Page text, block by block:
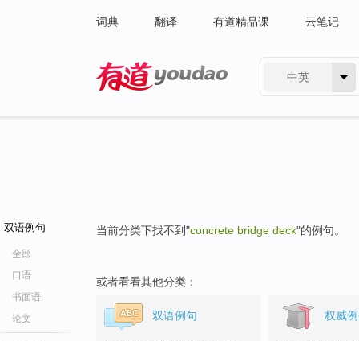
词典 翻译 有道精品课 云笔记
中英
双语例句
全部
口语
书面语
论文
当前分类下找不到"concrete bridge deck"的例句。
或者看看其他分类：
双语例句 权威